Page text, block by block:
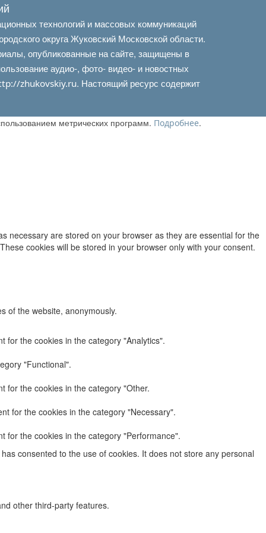
технологий и массовых коммуникаций
округа Жуковский Московской области.
опубликованные на сайте, защищены в
аудио-, фото- видео- и новостных
zhukovskiy.ru. Настоящий ресурс содержит
метрических программ. Подробнее.
necessary are stored on your browser as they are essential for the
cookies will be stored in your browser only with your consent.
of the website, anonymously.
for the cookies in the category "Analytics".
"Functional".
for the cookies in the category "Other.
for the cookies in the category "Necessary".
for the cookies in the category "Performance".
consented to the use of cookies. It does not store any personal
other third-party features.